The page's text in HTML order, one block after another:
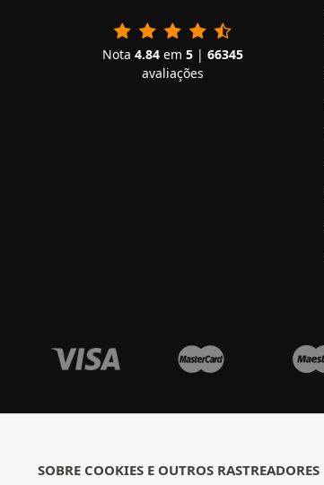
Nota 4.84em 5| 66345
avaliações
SOBRE COOKIES E OUTROS RASTREADORES